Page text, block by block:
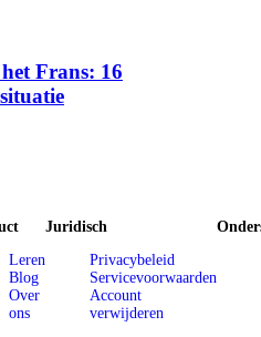
Frans: 16
Leren
Blog
Over
ons
Juridisch
Privacybeleid
Servicevoorwaarden
Account
verwijderen